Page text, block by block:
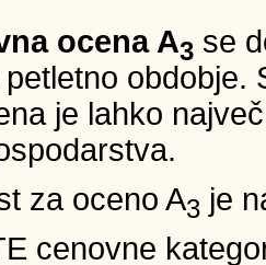
ocena A3 se
obdobje.
je lahko
za oceno A3 je
cenovne